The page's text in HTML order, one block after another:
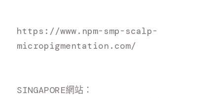
https://www.npm-smp-scalp-
micropigmentation.com/
SINGAPORE網站：